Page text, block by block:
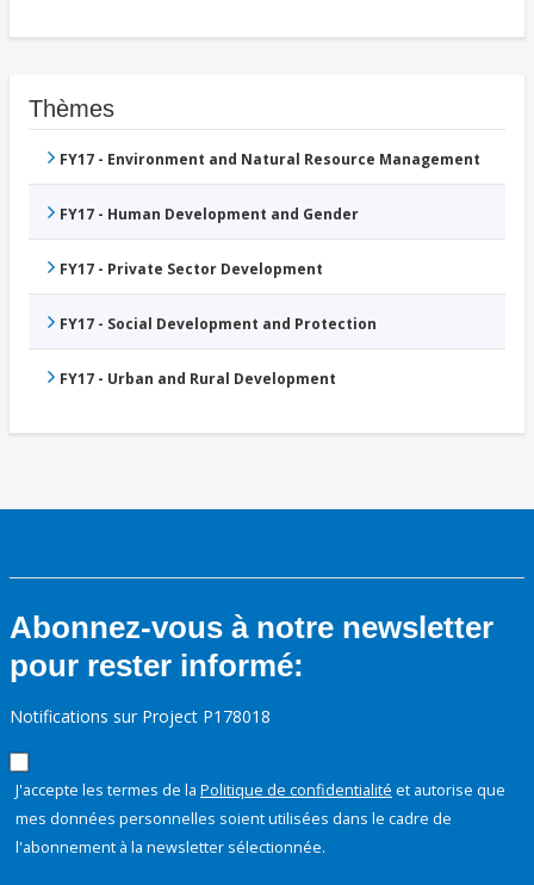
Thèmes
FY17 - Environment and Natural Resource Management
FY17 - Human Development and Gender
FY17 - Private Sector Development
FY17 - Social Development and Protection
FY17 - Urban and Rural Development
Abonnez-vous à notre newsletter
pour rester informé:
Notifications sur Project P178018
J'accepte les termes de la Politique de confidentialité et autorise que
mes données personnelles soient utilisées dans le cadre de
l'abonnement à la newsletter sélectionnée.